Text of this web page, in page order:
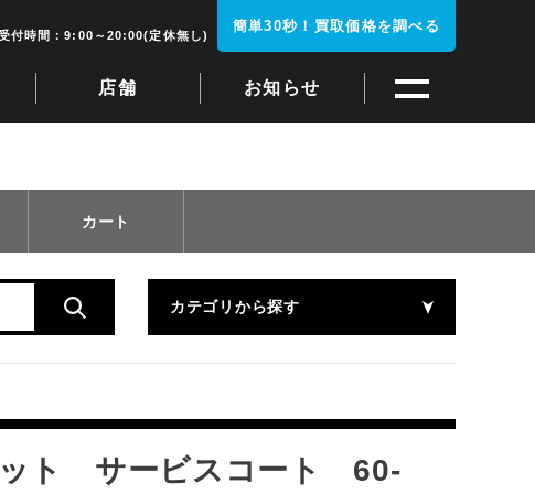
店舗 お知らせ
付時間：9:00～20:00(定休無し)
簡単30秒！買取価格を調べる
カート
カテゴリから探す
ット サービスコート 60-